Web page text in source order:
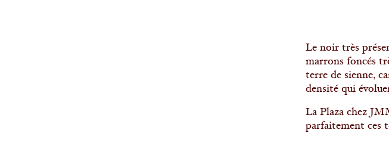
Le noir très
marrons foncés
terre de sienne,
densité qui
La Plaza chez
parfaitement ces